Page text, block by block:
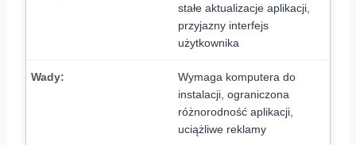
stałe aktualizacje aplikacji,
przyjazny interfejs
użytkownika
Wymaga komputera do
instalacji, ograniczona
różnorodność aplikacji,
uciążliwe reklamy